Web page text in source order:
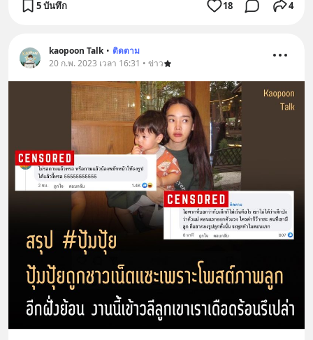
5 บันทึก 18 4
kaopoon Talk • ติดตาม
20 ก.พ. 2023 เวลา 16:31 • ข่าว